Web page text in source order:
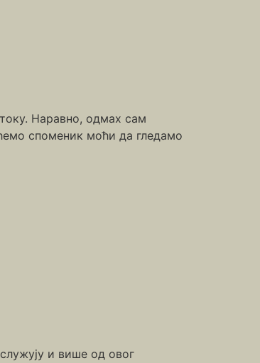
Наравно, одмах сам
споменик моћи да гледамо
и више од овог